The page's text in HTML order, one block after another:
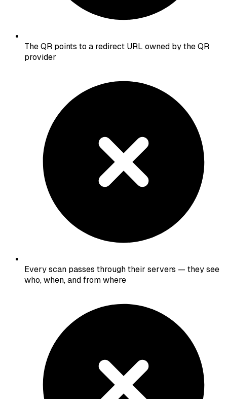
The QR points to a redirect URL owned by the QR
provider
Every scan passes through their servers — they see
who, when, and from where